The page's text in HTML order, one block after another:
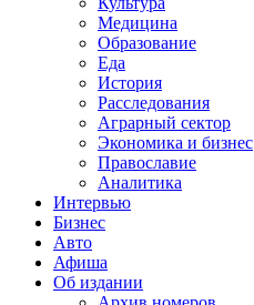
Медицина
Образование
Еда
История
Расследования
Аграрный сектор
Экономика и бизнес
Православие
Аналитика
Интервью
Бизнес
Авто
Афиша
Об издании